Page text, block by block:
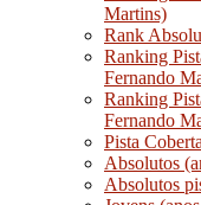
Martins)
Rank
Ranking
Fernando
Ranking
Fernando
Pista
Absolutos
Absolutos